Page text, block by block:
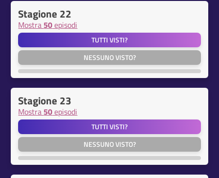
Stagione 22
Mostra 50episodi
TUTTI VISTI?
NESSUNO VISTO?
Stagione 23
Mostra 50episodi
TUTTI VISTI?
NESSUNO VISTO?